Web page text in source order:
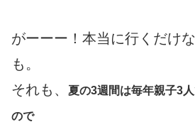
がーーー！本当に行くだけ
も。
それも、
夏の3週間は毎年親子3
ので